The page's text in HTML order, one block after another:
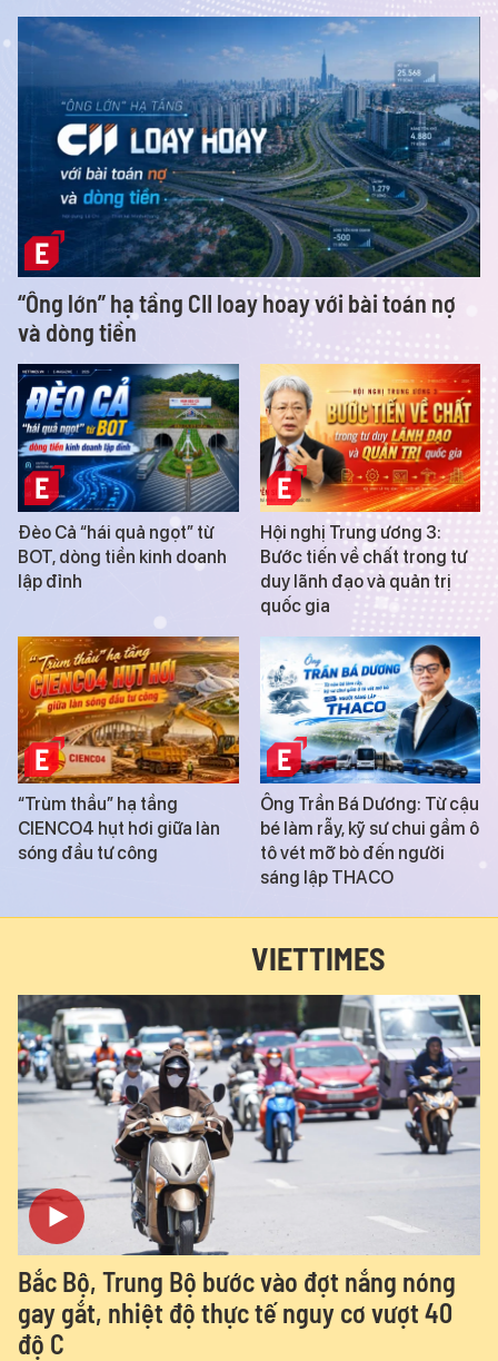
“Ông lớn” hạ tầng CII loay hoay với bài toán nợ
và dòng tiền
Đèo Cả “hái quả ngọt” từ
BOT, dòng tiền kinh doanh
lập đỉnh
Hội nghị Trung ương 3:
Bước tiến về chất trong tư
duy lãnh đạo và quản trị
quốc gia
“Trùm thầu” hạ tầng
CIENCO4 hụt hơi giữa làn
sóng đầu tư công
Ông Trần Bá Dương: Từ cậu
bé làm rẫy, kỹ sư chui gầm ô
tô vét mỡ bò đến người
sáng lập THACO
VIETTIMES
Bắc Bộ, Trung Bộ bước vào đợt nắng nóng
gay gắt, nhiệt độ thực tế nguy cơ vượt 40
độ C